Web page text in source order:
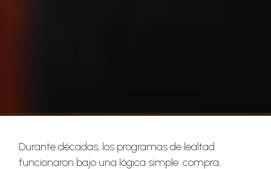
Durante décadas, los programas de lealtad
funcionaron bajo una lógica simple: compra,